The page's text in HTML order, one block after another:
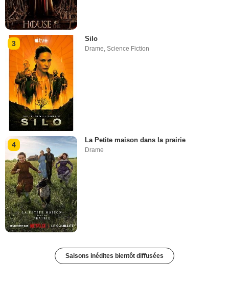
3
Silo
Drame ,Science Fiction
4
La Petite maison dans la prairie
Drame
Saisons inédites bientôt diffusées